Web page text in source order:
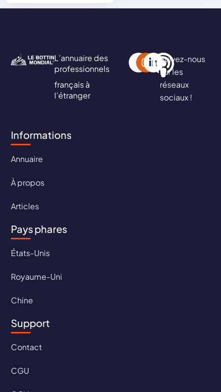
L’annuaire des
professionnels
français à
l’étranger
Suivez-nous
sur les
réseaux
sociaux !
Informations
Annuaire
À propos
Articles
Pays phares
États-Unis
Royaume-Uni
Chine
Support
Contact
CGU